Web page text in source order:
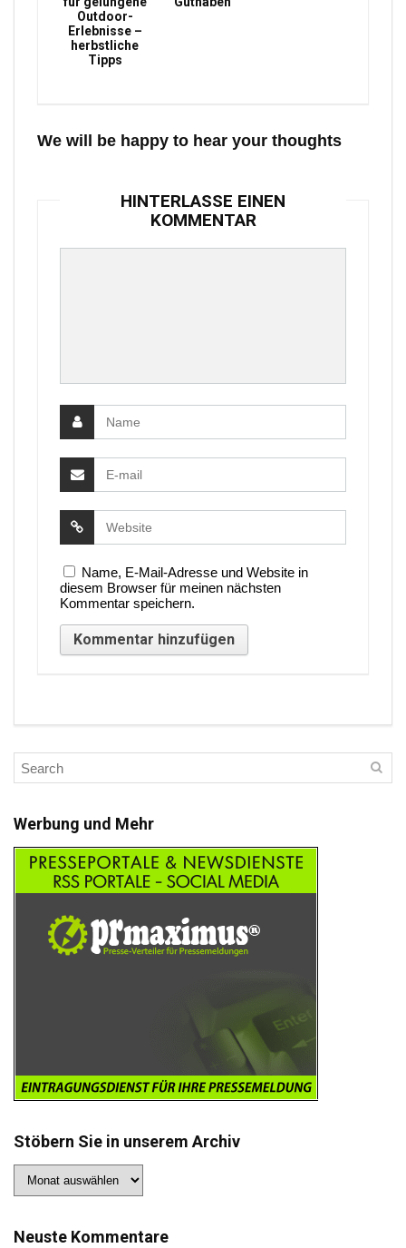
Outdoor-
Erlebnisse –
herbstliche
Tipps
We will be happy to hear your thoughts
HINTERLASSE EINEN
KOMMENTAR
Name, E-Mail-Adresse und Website in
diesem Browser für meinen nächsten
Kommentar speichern.
Werbung und Mehr
Stöbern Sie in unserem Archiv
Sie
Archiv
Neuste Kommentare